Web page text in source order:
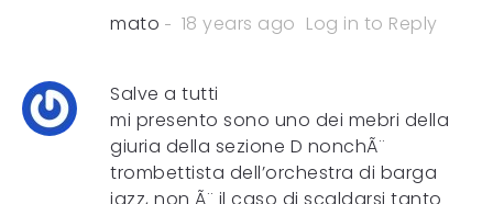
mato
18 years ago Log in to Reply
Salve a tutti
mi presento sono uno dei mebri della
giuria della sezione D nonchÃ¨
trombettista dell’orchestra di barga
jazz, non Ã¨ il caso di scaldarsi tanto